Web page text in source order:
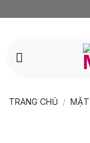
dung
TRANG CHỦ /